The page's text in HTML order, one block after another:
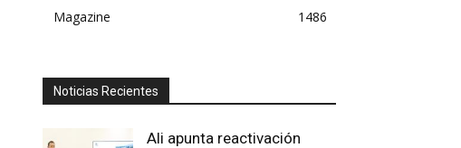
Magazine
1486
Noticias Recientes
Ali apunta reactivación